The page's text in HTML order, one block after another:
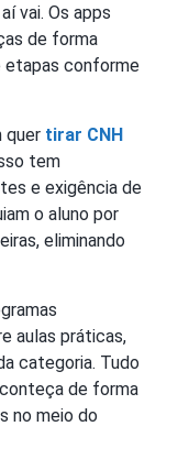
vai. Os apps
de forma
etapas conforme
quer tirar CNH
tem
e exigência de
o aluno por
eliminando
aulas práticas,
categoria. Tudo
de forma
no meio do